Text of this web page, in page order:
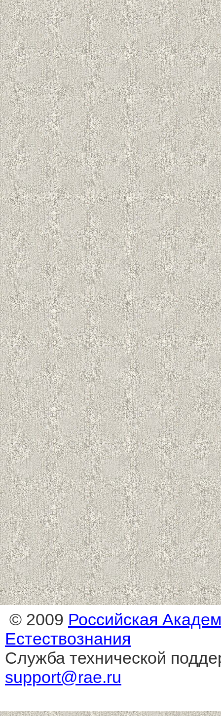
© 2009 Российская
Естествознания
Служба технической
support@rae.ru